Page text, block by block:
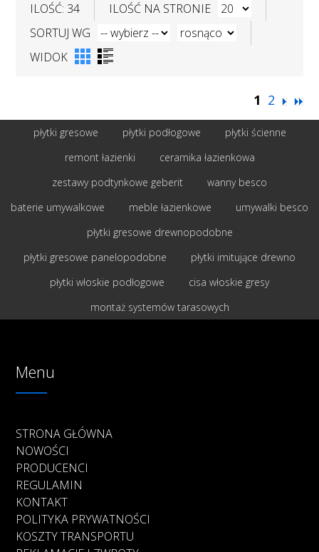
ILOŚĆ: 34
ILOŚĆ NA STRONIE
SORTUJ WG
WIDOK
1 2
płytki gresowe płytki podłogowe
płytki ścienne
remont łazienki
ceramika łazienkowa
zestawy podtynkowe geberit
wanny besco
baterie umywalkowe
meble łazienkowe
umywalki besco
płytki gresowe drewnopodobne
płytki gresowe panelopodobne
płytki imitujące drewno
płytki włoskie podłogowe
cisa włoskie gresy
montaż systemów tarasowych
Menu
STRONA GŁÓWNA
NOWOŚCI
PRODUCENCI
REGULAMIN
KONTAKT
POLITYKA PRYWATNOŚCI
KOSZTY TRANSPORTU